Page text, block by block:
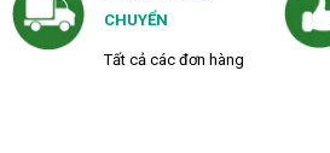
CHUYỂN
Tất cả các đơn hàng